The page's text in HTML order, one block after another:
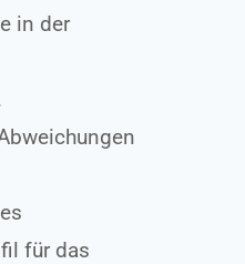
in der
für das